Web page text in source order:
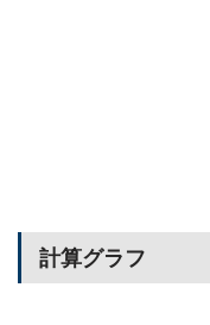
計算グラフ